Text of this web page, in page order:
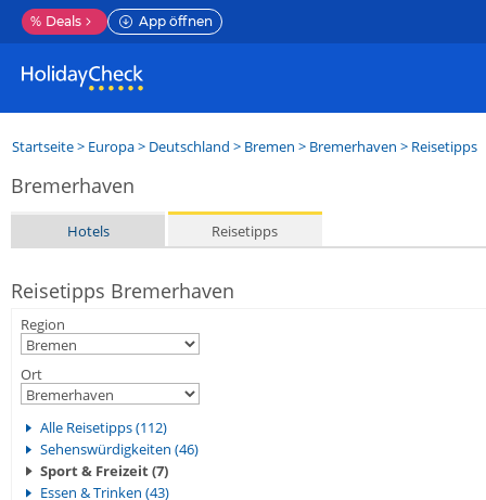
% Deals App öffnen
Startseite> Europa> Deutschland > Bremen > Bremerhaven > Reisetipps
Bremerhaven
Hotels Reisetipps
Reisetipps Bremerhaven
Region
Ort
Alle Reisetipps (112)
Sehenswürdigkeiten (46)
Sport & Freizeit (7)
Essen & Trinken (43)